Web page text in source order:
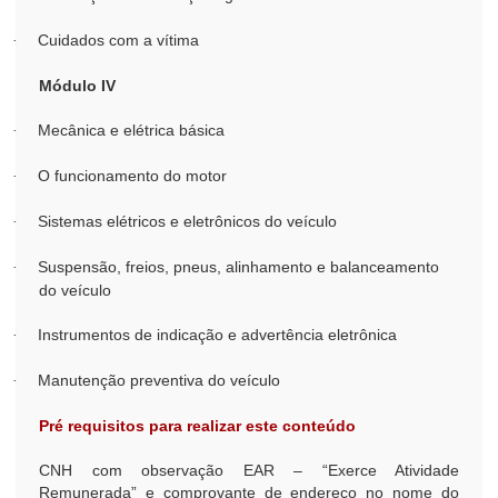
· Cuidados com a vítima
Módulo IV
· Mecânica e elétrica básica
· O funcionamento do motor
· Sistemas elétricos e eletrônicos do veículo
·
Suspensão, freios, pneus, alinhamento e balanceamento
do veículo
· Instrumentos de indicação e advertência eletrônica
· Manutenção preventiva do veículo
Pré requisitos para realizar este conteúdo
CNH com observação EAR – “Exerce Atividade
Remunerada” e comprovante de endereço no nome do